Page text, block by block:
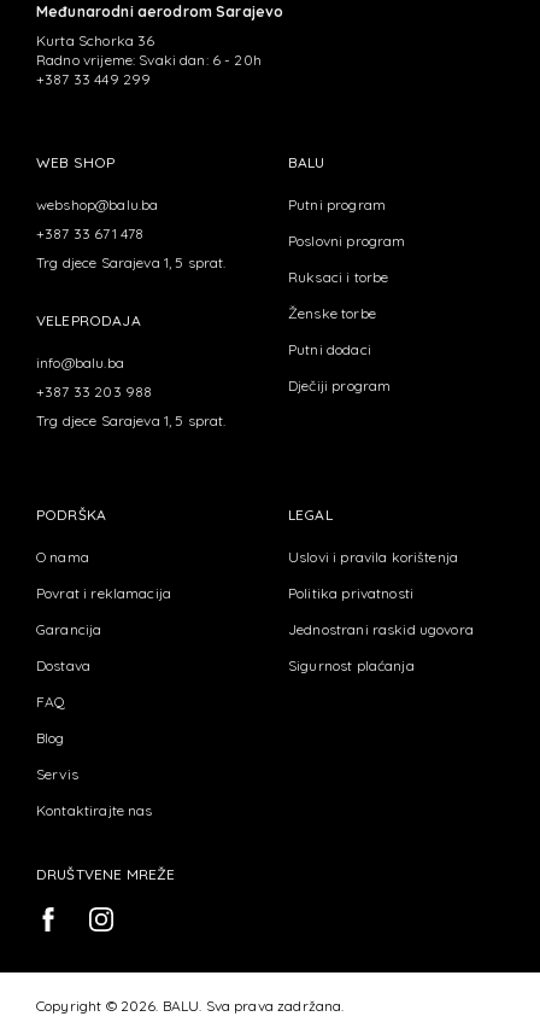
Međunarodni aerodrom Sarajevo
Kurta Schorka 36
Radno vrijeme: Svaki dan: 6 - 20h
+387 33 449 299
WEB SHOP
webshop@balu.ba
+387 33 671 478
Trg djece Sarajeva 1, 5 sprat.
VELEPRODAJA
info@balu.ba
+387 33 203 988
Trg djece Sarajeva 1, 5 sprat.
BALU
Putni program
Poslovni program
Ruksaci i torbe
Ženske torbe
Putni dodaci
Dječiji program
PODRŠKA
O nama
Povrat i reklamacija
Garancija
Dostava
FAQ
Blog
Servis
Kontaktirajte nas
LEGAL
Uslovi i pravila korištenja
Politika privatnosti
Jednostrani raskid ugovora
Sigurnost plaćanja
DRUŠTVENE MREŽE
Copyright © 2026. BALU. Sva prava zadržana.